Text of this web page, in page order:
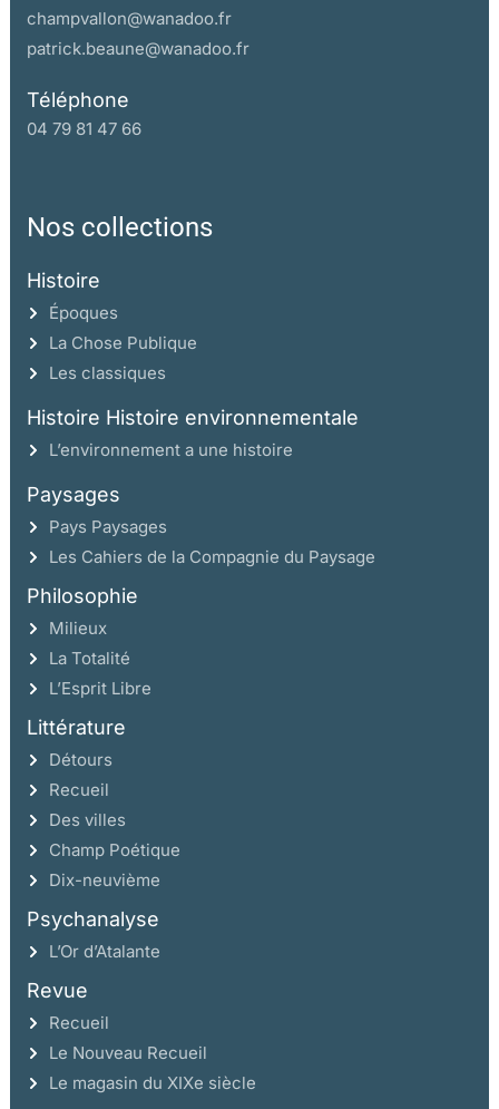
champvallon@wanadoo.fr
patrick.beaune@wanadoo.fr
Téléphone
04 79 81 47 66
Nos collections
Histoire
Époques
La Chose Publique
Les classiques
Histoire Histoire environnementale
L’environnement a une histoire
Paysages
Pays Paysages
Les Cahiers de la Compagnie du Paysage
Philosophie
Milieux
La Totalité
L’Esprit Libre
Littérature
Détours
Recueil
Des villes
Champ Poétique
Dix-neuvième
Psychanalyse
L’Or d’Atalante
Revue
Recueil
Le Nouveau Recueil
Le magasin du XIXe siècle